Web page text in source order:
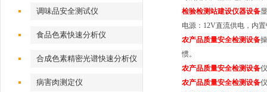
调味品安全测试仪
食品色素快速分析仪
合成色素精密光谱快速分析仪
病害肉测定仪
检验检测站建设仪器设备
电源：12V直流供电，内
农产品质量安全检测设备
惯。
农产品质量安全检测设备
农产品质量安全检测设备